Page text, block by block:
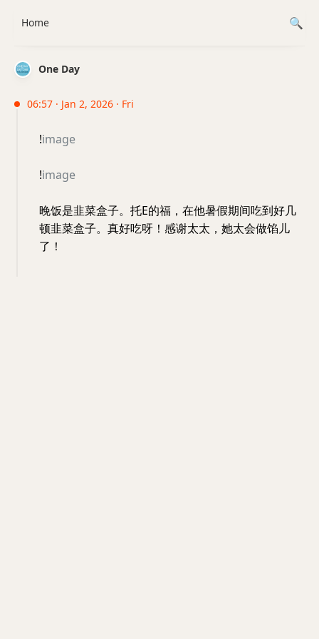
One Day
06:57 · Jan 2, 2026 · Fri
!image
!image
晚饭是韭菜盒子。托E的福，在他暑假期间吃到好几
顿韭菜盒子。真好吃呀！感谢太太，她太会做馅儿
了！
Home